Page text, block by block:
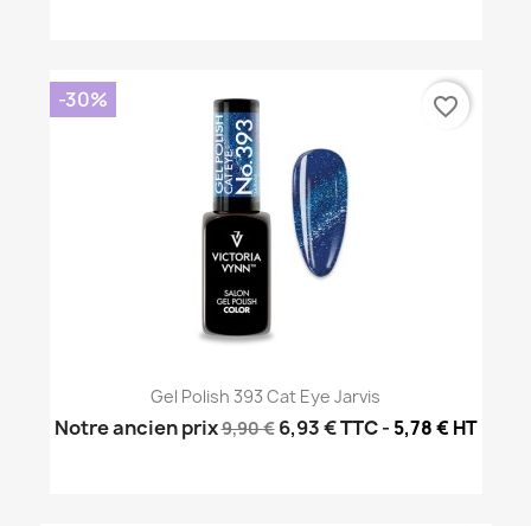
Gel Polish 393 Cat Eye Jarvis
Notre ancien prix9,90 € 6,93 €TTC- 5,78 € HT
-30% favorite_border